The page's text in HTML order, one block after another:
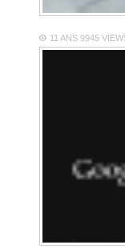
11 ANS9945